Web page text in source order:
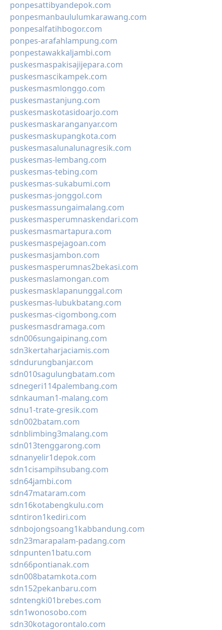
ponpesattibyandepok.com
ponpesmanbaululumkarawang.com
ponpesalfatihbogor.com
ponpes-arafahlampung.com
ponpestawakkaljambi.com
puskesmaspakisajijepara.com
puskesmascikampek.com
puskesmasmlonggo.com
puskesmastanjung.com
puskesmaskotasidoarjo.com
puskesmaskaranganyar.com
puskesmaskupangkota.com
puskesmasalunalunagresik.com
puskesmas-lembang.com
puskesmas-tebing.com
puskesmas-sukabumi.com
puskesmas-jonggol.com
puskesmassungaimalang.com
puskesmasperumnaskendari.com
puskesmasmartapura.com
puskesmaspejagoan.com
puskesmasjambon.com
puskesmasperumnas2bekasi.com
puskesmaslamongan.com
puskesmasklapanunggal.com
puskesmas-lubukbatang.com
puskesmas-cigombong.com
puskesmasdramaga.com
sdn006sungaipinang.com
sdn3kertaharjaciamis.com
sdndurungbanjar.com
sdn010sagulungbatam.com
sdnegeri114palembang.com
sdnkauman1-malang.com
sdnu1-trate-gresik.com
sdn002batam.com
sdnblimbing3malang.com
sdn013tenggarong.com
sdnanyelir1depok.com
sdn1cisampihsubang.com
sdn64jambi.com
sdn47mataram.com
sdn16kotabengkulu.com
sdntiron1kediri.com
sdnbojongsoang1kabbandung.com
sdn23marapalam-padang.com
sdnpunten1batu.com
sdn66pontianak.com
sdn008batamkota.com
sdn152pekanbaru.com
sdntengki01brebes.com
sdn1wonosobo.com
sdn30kotagorontalo.com